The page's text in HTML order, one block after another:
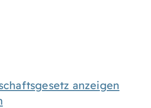
anzeigen